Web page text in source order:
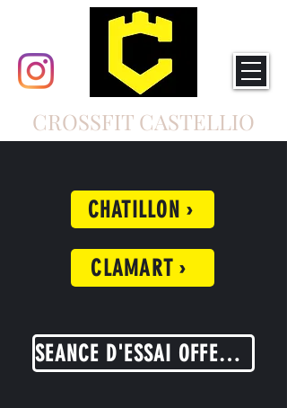
CROSSFIT CASTELLIO
CHATILLON ›
CLAMART ›
SEANCE D'ESSAI OFFERTE